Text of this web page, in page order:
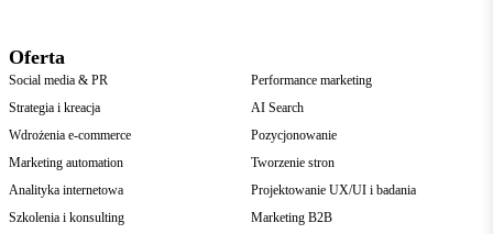
Oferta
Social media & PR
Performance marketing
Strategia i kreacja
AI Search
Wdrożenia e-commerce
Pozycjonowanie
Marketing automation
Tworzenie stron
Analityka internetowa
Projektowanie UX/UI i badania
Szkolenia i konsulting
Marketing B2B